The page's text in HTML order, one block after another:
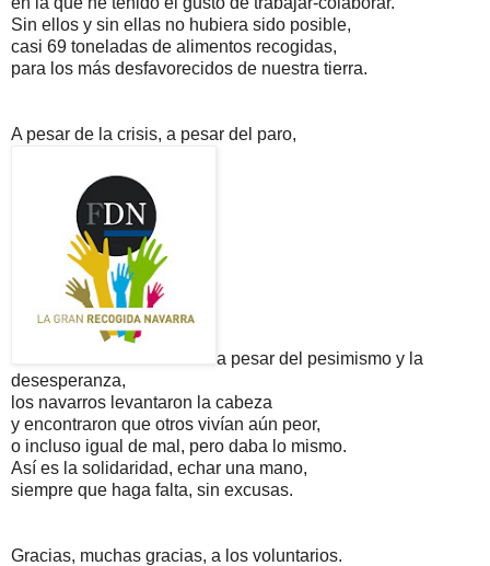
Sin ellos y sin ellas no hubiera sido posible,
casi 69 toneladas de alimentos recogidas,
para los más desfavorecidos de nuestra tierra.
A pesar de la crisis, a pesar del paro,
a pesar del pesimismo y la
desesperanza,
los navarros levantaron la cabeza
y encontraron que otros vivían aún peor,
o incluso igual de mal, pero daba lo mismo.
Así es la solidaridad, echar una mano,
siempre que haga falta, sin excusas.
Gracias, muchas gracias, a los voluntarios.